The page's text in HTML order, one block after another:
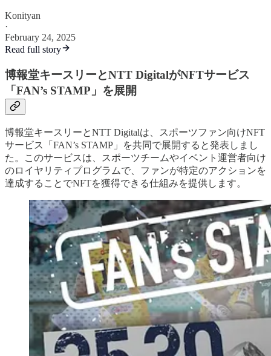
Konityan
·
February 24, 2025
Read full story
博報堂キースリーとNTT DigitalがNFTサービス
「FAN’s STAMP」を展開
博報堂キースリーとNTT Digitalは、スポーツファン向けNFT
サービス「FAN’s STAMP」を共同で展開すると発表しまし
た。このサービスは、スポーツチームやイベント運営者向け
のロイヤリティプログラムで、ファンが特定のアクションを
達成することでNFTを獲得できる仕組みを提供します。